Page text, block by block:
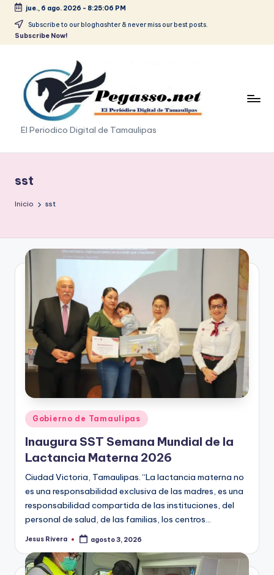
Saltar
jue., 6 ago. 2026 - 8:25:07 PM
Subscribe to our bloghashter & never miss our best posts.
Subscribe Now!
p
e
s
.
p
e
s
s
El Periodico Digital de Tamaulipas
sst
Inicio sst
Publicado
en
Gobierno de Tamaulipas
Inaugura SST Semana Mundial de la
Lactancia Materna 2026
Ciudad Victoria, Tamaulipas. “La lactancia materna no
es una responsabilidad exclusiva de las madres, es una
responsabilidad compartida de las instituciones, del
personal de salud, de las familias, los centros…
Publicado
Jesus Rivera agosto 3, 2026